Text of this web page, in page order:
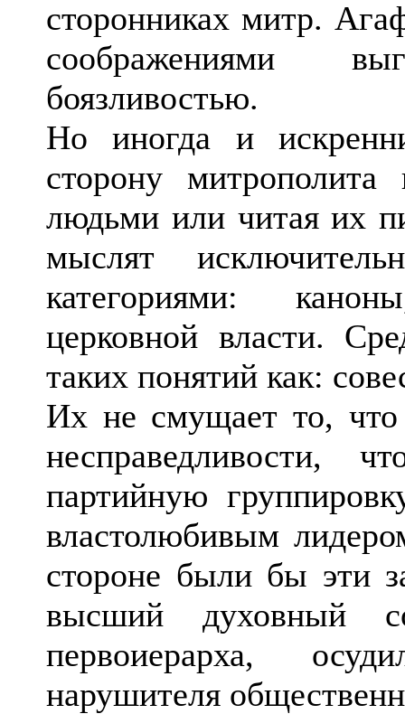
сторонниках митр.
соображениями
боязливостью.
Но иногда и
сторону
людьми или читая их
мыслят
категориями:
церковной власти.
таких понятий как:
Их не смущает то,
несправедливости,
партийную
властолюбивым
стороне были бы эти
высший духовный
первоиерарха,
нарушителя